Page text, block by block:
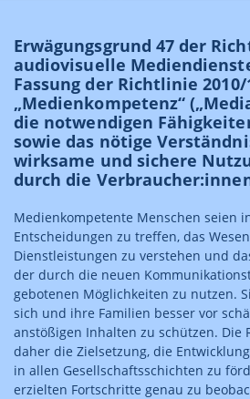
Erwägungsgrund 47 der
audiovisuelle
Fassung der Richtlinie
„Medienkompetenz“
die notwendigen
sowie das nötige
wirksame und sichere
durch die
Medienkompetente Menschen seien
Entscheidungen zu treffen, das
Dienstleistungen zu verstehen und
der durch die neuen
gebotenen Möglichkeiten zu nutzen.
sich und ihre Familien besser vor
anstößigen Inhalten zu schützen.
daher die Zielsetzung, die
in allen Gesellschaftsschichten zu
erzielten Fortschritte genau zu